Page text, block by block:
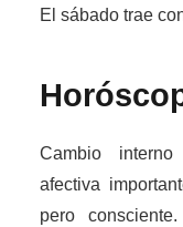
El sábado trae
Cambio
afectiva
pero